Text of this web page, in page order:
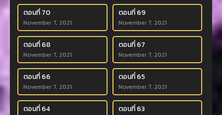
ตอนที่ 70
November 7, 2021
ตอนที่ 69
November 7, 2021
ตอนที่ 68
November 7, 2021
ตอนที่ 67
November 7, 2021
ตอนที่ 66
November 7, 2021
ตอนที่ 65
November 7, 2021
ตอนที่ 64 ตอนที่ 63